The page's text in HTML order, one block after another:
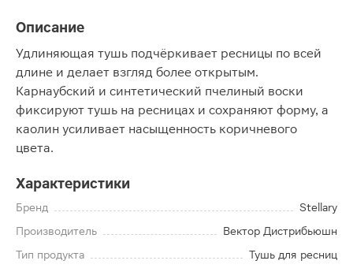
Описание
Удлиняющая тушь подчёркивает ресницы по всей
длине и делает взгляд более открытым.
Карнаубский и синтетический пчелиный воски
фиксируют тушь на ресницах и сохраняют форму, а
каолин усиливает насыщенность коричневого
цвета.
Характеристики
Бренд
Stellary
Производитель
Вектор Дистрибьюшн
Тип продукта
Тушь для ресниц